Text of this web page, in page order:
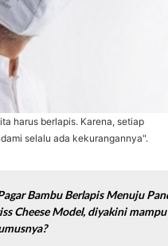
harus berlapis. Karena, setiap
selalu ada kekurangannya".
Bambu Berlapis Menuju
Cheese Model, diyakini